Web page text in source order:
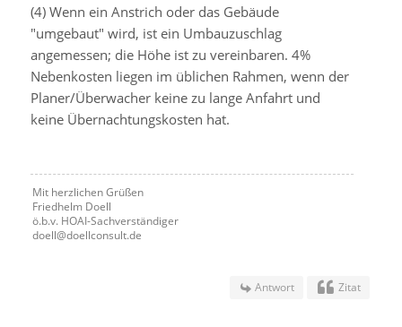
(4) Wenn ein Anstrich oder das Gebäude
"umgebaut" wird, ist ein Umbauzuschlag
angemessen; die Höhe ist zu vereinbaren. 4%
Nebenkosten liegen im üblichen Rahmen, wenn der
Planer/Überwacher keine zu lange Anfahrt und
keine Übernachtungskosten hat.
Mit herzlichen Grüßen
Friedhelm Doell
ö.b.v. HOAI-Sachverständiger
doell@doellconsult.de
Antwort Zitat